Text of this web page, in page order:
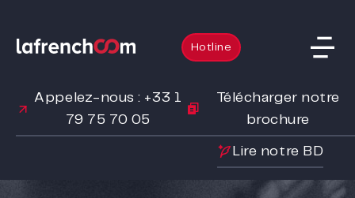
Hotline
Appelez-nous : +33 1
79 75 70 05
Télécharger notre
brochure
Lire notre BD